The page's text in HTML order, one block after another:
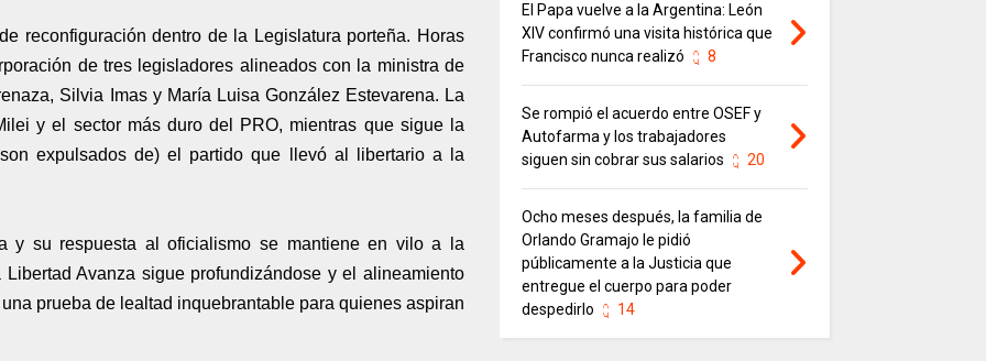
reconfiguración dentro de la Legislatura porteña. Horas
de tres legisladores alineados con la ministra de
Silvia Imas y María Luisa González Estevarena. La
y el sector más duro del PRO, mientras que sigue la
expulsados ​​de) el partido que llevó al libertario a la
y su respuesta al oficialismo se mantiene en vilo a la
Avanza sigue profundizándose y el alineamiento
prueba de lealtad inquebrantable para quienes aspiran
El Papa vuelve a la Argentina: León
XIV confirmó una visita histórica que
Francisco nunca realizó
8
Se rompió el acuerdo entre OSEF y
Autofarma y los trabajadores
siguen sin cobrar sus salarios
20
Ocho meses después, la familia de
Orlando Gramajo le pidió
públicamente a la Justicia que
entregue el cuerpo para poder
despedirlo
14